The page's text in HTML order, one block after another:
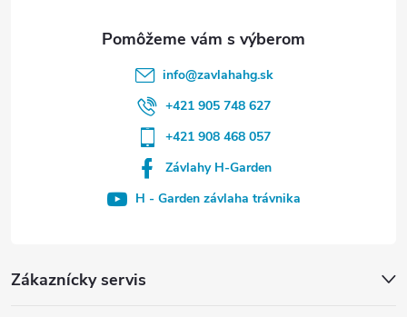
Zákaznícky servis
info@zavlahahg.sk
+421 905 748 627
+421 908 468 057
Závlahy H-Garden
H - Garden závlaha trávnika